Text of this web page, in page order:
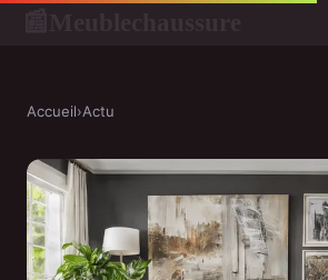
Accueil›Actu